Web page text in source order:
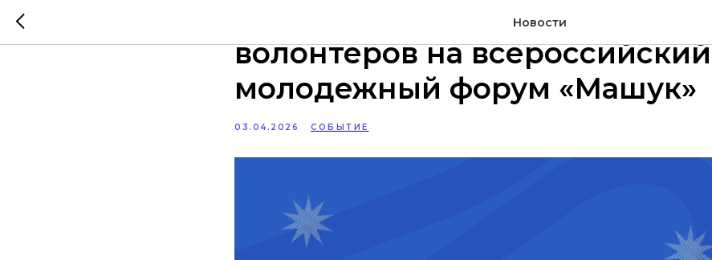
Новости
Стартовала регистрация для
волонтеров на всероссийский
молодежный форум «Машук»
03.04.2026 СОБЫТИЕ